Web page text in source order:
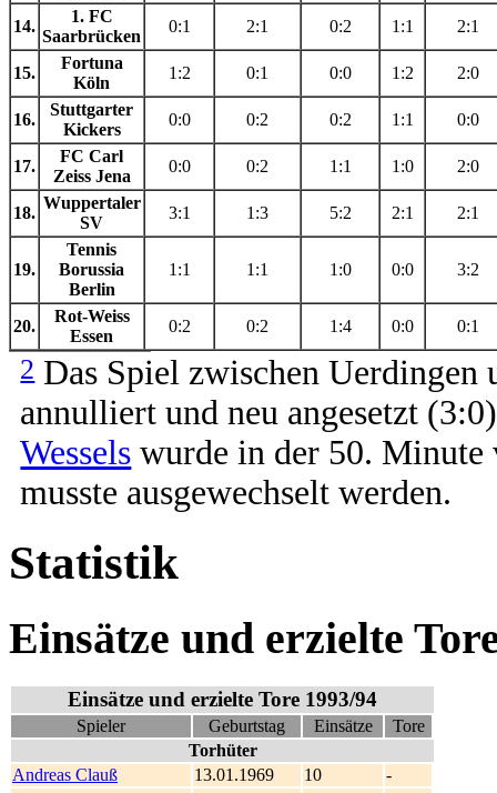
14.
1. FC
Saarbrücken
0:1 2:1 0:2 1:1 2:1
15.
Fortuna
Köln
1:2 0:1 0:0 1:2 2:0
16.
Stuttgarter
Kickers
0:0 0:2 0:2 1:1 0:0
17.
FC Carl
Zeiss Jena
0:0 0:2 1:1 1:0 2:0
18.
Wuppertaler
SV
3:1 1:3 5:2 2:1 2:1
19.
Tennis
Borussia
Berlin
1:1 1:1 1:0 0:0 3:2
20.
Rot-Weiss
Essen
0:2 0:2 1:4 0:0 0:1
2Das Spiel zwischen
annulliert und neu angesetzt
Wessels wurde in der 50. Minute
musste ausgewechselt werden.
Statistik
Einsätze und erzielte
Einsätze und erzielte Tore 1993/94
Spieler Geburtstag Einsätze
Tore
Torhüter
Andreas Clauß
13.01.1969 10
-